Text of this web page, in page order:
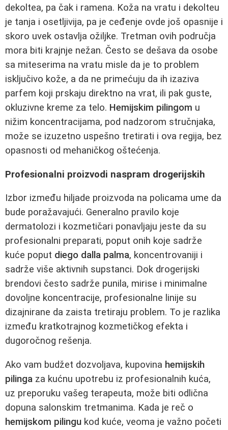
dekoltea, pa čak i ramena. Koža na vratu i dekolteu
je tanja i osetljivija, pa je ceđenje ovde još opasnije i
skoro uvek ostavlja ožiljke. Tretman ovih područja
mora biti krajnje nežan. Često se dešava da osobe
sa miteserima na vratu misle da je to problem
isključivo kože, a da ne primećuju da ih izaziva
parfem koji prskaju direktno na vrat, ili pak guste,
okluzivne kreme za telo. Hemijskim pilingom u
nižim koncentracijama, pod nadzorom stručnjaka,
može se izuzetno uspešno tretirati i ova regija, bez
opasnosti od mehaničkog oštećenja.
Profesionalni proizvodi naspram drogerijskih
Izbor između hiljade proizvoda na policama ume da
bude poražavajući. Generalno pravilo koje
dermatolozi i kozmetičari ponavljaju jeste da su
profesionalni preparati, poput onih koje sadrže
kuće poput diego dalla palma, koncentrovaniji i
sadrže više aktivnih supstanci. Dok drogerijski
brendovi često sadrže punila, mirise i minimalne
dovoljne koncentracije, profesionalne linije su
dizajnirane da zaista tretiraju problem. To je razlika
između kratkotrajnog kozmetičkog efekta i
dugoročnog rešenja.
Ako vam budžet dozvoljava, kupovina hemijskih
pilinga za kućnu upotrebu iz profesionalnih kuća,
uz preporuku vašeg terapeuta, može biti odlična
dopuna salonskim tretmanima. Kada je reč o
hemijskom pilingu kod kuće, veoma je važno početi